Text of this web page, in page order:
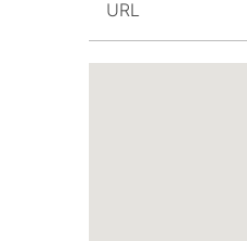
URL